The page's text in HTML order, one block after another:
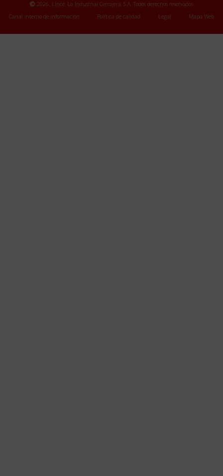
2026. Lince, La Industrial Cerrajera, S.A. Todos derechos reservados
Canal interno de información
Política de calidad Legal Mapa Web